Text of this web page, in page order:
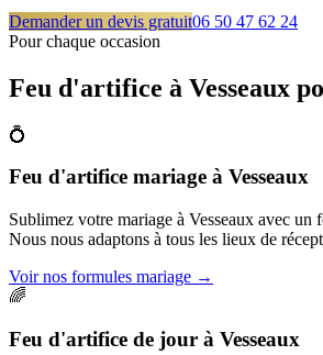
Demander un devis gratuit06 50 47 62 24
Pour chaque occasion
Feu d'artifice à Vesseaux
💍
Feu d'artifice mariage à Vesseaux
Sublimez votre mariage à Vesseaux avec
Nous nous adaptons à tous les lieux de
Voir nos formules mariage →
🌈
Feu d'artifice de jour à Vesseaux